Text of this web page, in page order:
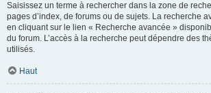
Saisissez un terme à rechercher dans la zone de
pages d’index, de forums ou de sujets. La recherche
en cliquant sur le lien « Recherche avancée »
du forum. L’accès à la recherche peut dépendre des
utilisés.
Haut